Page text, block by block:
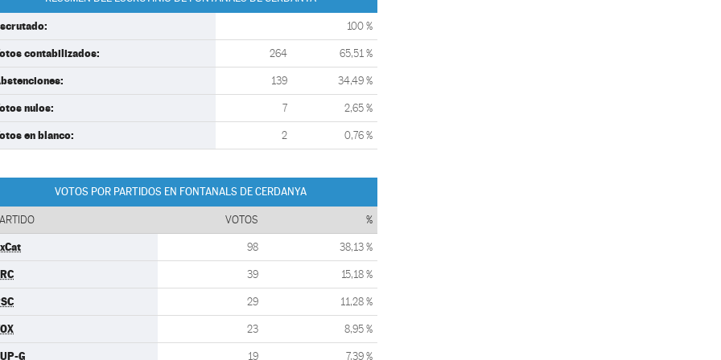
100 %
contabilizados: 264 65,51 %
139 34,49 %
nulos: 7 2,65 %
en blanco: 2 0,76 %
VOTOS POR PARTIDOS EN FONTANALS DE CERDANYA
VOTOS %
98 38,13 %
39 15,18 %
29 11,28 %
23 8,95 %
G 19 7,39 %